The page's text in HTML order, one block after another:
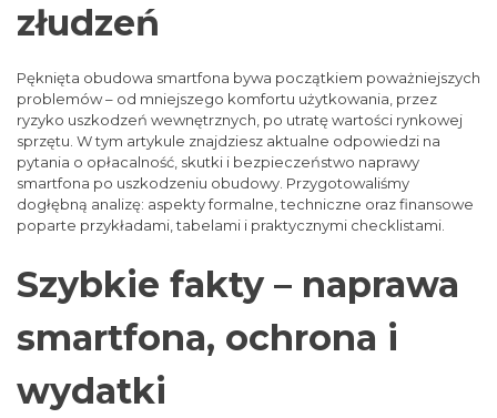
złudzeń
Pęknięta obudowa smartfona bywa początkiem poważniejszych
problemów – od mniejszego komfortu użytkowania, przez
ryzyko uszkodzeń wewnętrznych, po utratę wartości rynkowej
sprzętu. W tym artykule znajdziesz aktualne odpowiedzi na
pytania o opłacalność, skutki i bezpieczeństwo naprawy
smartfona po uszkodzeniu obudowy. Przygotowaliśmy
dogłębną analizę: aspekty formalne, techniczne oraz finansowe
poparte przykładami, tabelami i praktycznymi checklistami.
Szybkie fakty – naprawa
smartfona, ochrona i
wydatki